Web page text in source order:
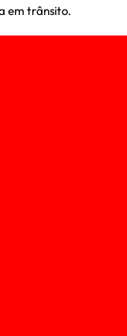
em trânsito.